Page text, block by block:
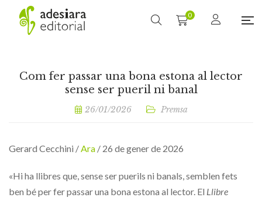
0
Com fer passar una bona estona al lector
sense ser pueril ni banal
26/01/2026 Premsa
Gerard Cecchini /Ara / 26 de gener de 2026
«Hi ha llibres que, sense ser puerils ni banals, semblen fets
ben bé per fer passar una bona estona al lector. El Llibre